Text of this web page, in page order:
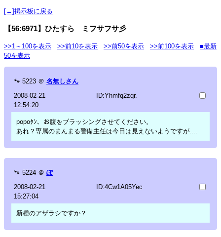
[←]掲示板に戻る
【56:6971】ひたすら ミフサフサ彡
>>1～100を表示 >>前10を表示 >>前50を表示 >>前100を表示
■最新
50を表示
🐾 5223 ＠ 名無しさん
2008-02-21
12:54:20
ID:Yhmfq2zqr.
popoﾀﾝ、お腹をブラッシングさせてください。
あれ？専属のまんまる警備主任は今日は見えないようですが....
🐾 5224 ＠ ぽ
2008-02-21
15:27:04
ID:4Cw1A05Yec
新種のアザラシですか？